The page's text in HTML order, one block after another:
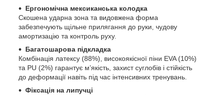
Ергономічна мексиканська колодка
Скошена ударна зона та видовжена форма
забезпечують щільне прилягання до руки, чудову
амортизацію та контроль руху.
Багатошарова підкладка
Комбінація латексу (88%), високоякісної піни EVA (10%)
та PU (2%) гарантує м’якість, захист суглобів і стійкість
до деформації навіть під час інтенсивних тренувань.
Фіксація на липучці